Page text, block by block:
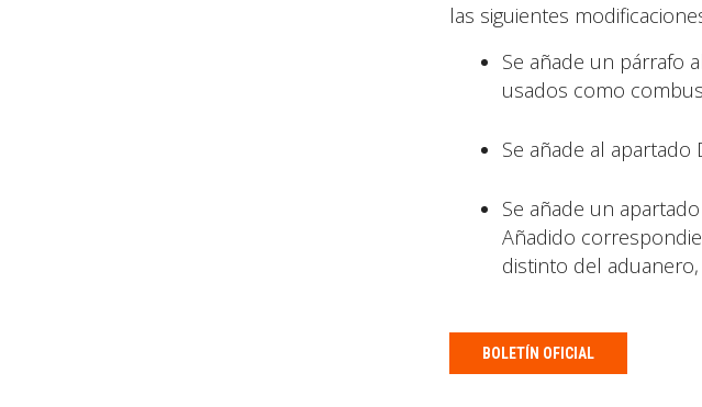
las siguientes
Se añade un párrafo
usados como
Se añade al
Se añade un
Añadido
distinto del
BOLETÍN OFICIAL